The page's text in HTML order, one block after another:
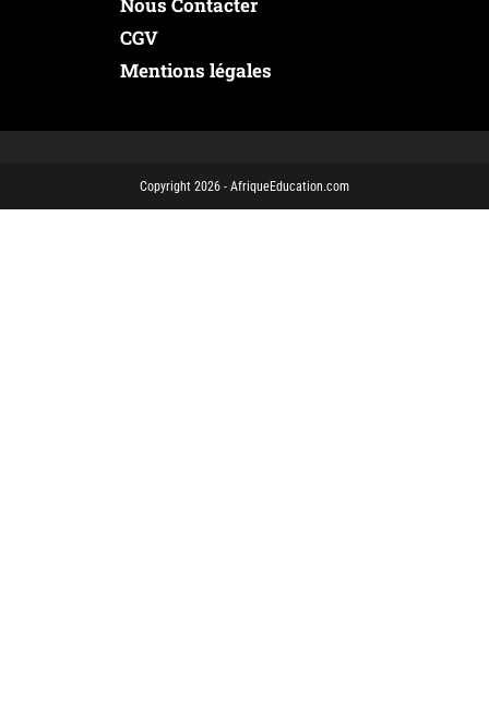
CGV
Mentions légales
Copyright 2026 - AfriqueEducation.com